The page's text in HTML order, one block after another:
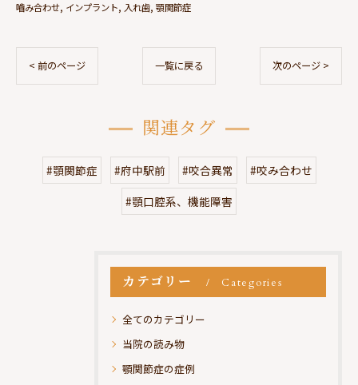
嚙み合わせ インプラント 入れ歯 顎関節症
< 前のページ 一覧に戻る 次のページ >
関連タグ
#顎関節症 #府中駅前 #咬合異常
#咬み合わせ
#顎口腔系、機能障害
カテゴリー Categories
全てのカテゴリー
当院の読み物
顎関節症の症例